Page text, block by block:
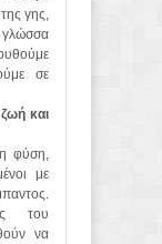
γης,
γλώσσα
σε
και
φύση,
με
του
να